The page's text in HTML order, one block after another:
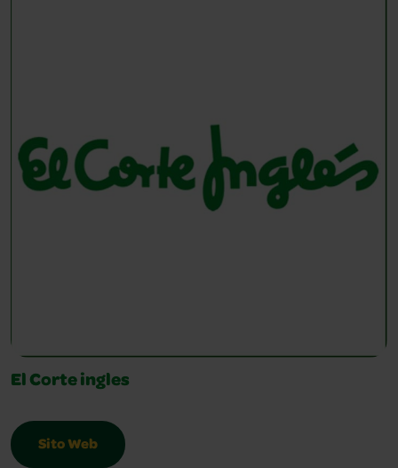
El Corte ingles
Sito Web